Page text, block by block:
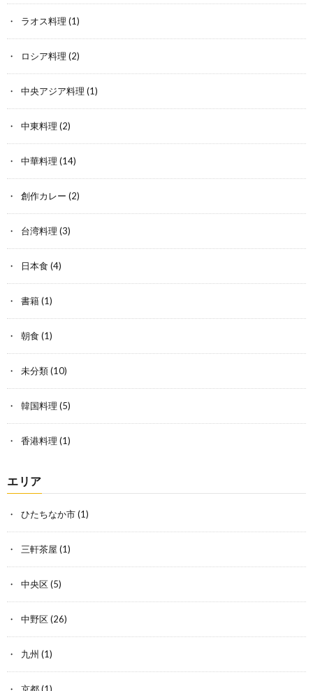
ラオス料理 (1)
ロシア料理 (2)
中央アジア料理 (1)
中東料理 (2)
中華料理 (14)
創作カレー (2)
台湾料理 (3)
日本食 (4)
書籍(1)
朝食 (1)
未分類(10)
韓国料理 (5)
香港料理 (1)
エリア
ひたちなか市(1)
三軒茶屋 (1)
中央区(5)
中野区(26)
九州 (1)
京都(1)